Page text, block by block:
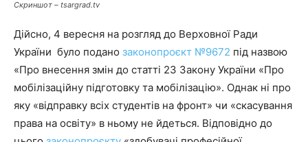
Скриншот – tsargrad.tv
Дійсно, 4 вересня на розгляд до Верховної Ради
України було подано законопроєкт №9672 під назвою
«Про внесення змін до статті 23 Закону України «Про
мобілізаційну підготовку та мобілізацію». Однак ні про
яку «відправку всіх студентів на фронт» чи «скасування
права на освіту» в ньому не йдеться. Відповідно до